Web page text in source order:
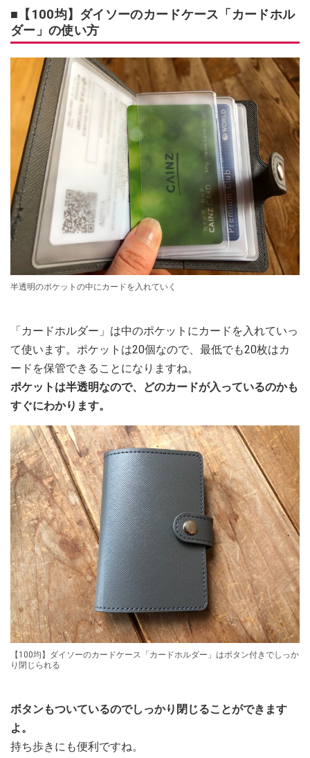
■【100均】ダイソーのカードケース「カードホル
ダー」の使い方
半透明のポケットの中にカードを入れていく
「カードホルダー」は中のポケットにカードを入れていっ
て使います。ポケットは20個なので、最低でも20枚はカ
ードを保管できることになりますね。
ポケットは半透明なので、どのカードが入っているのかも
すぐにわかります。
【100均】ダイソーのカードケース「カードホルダー」はボタン付きでしっか
り閉じられる
ボタンもついているのでしっかり閉じることができます
よ。
持ち歩きにも便利ですね。